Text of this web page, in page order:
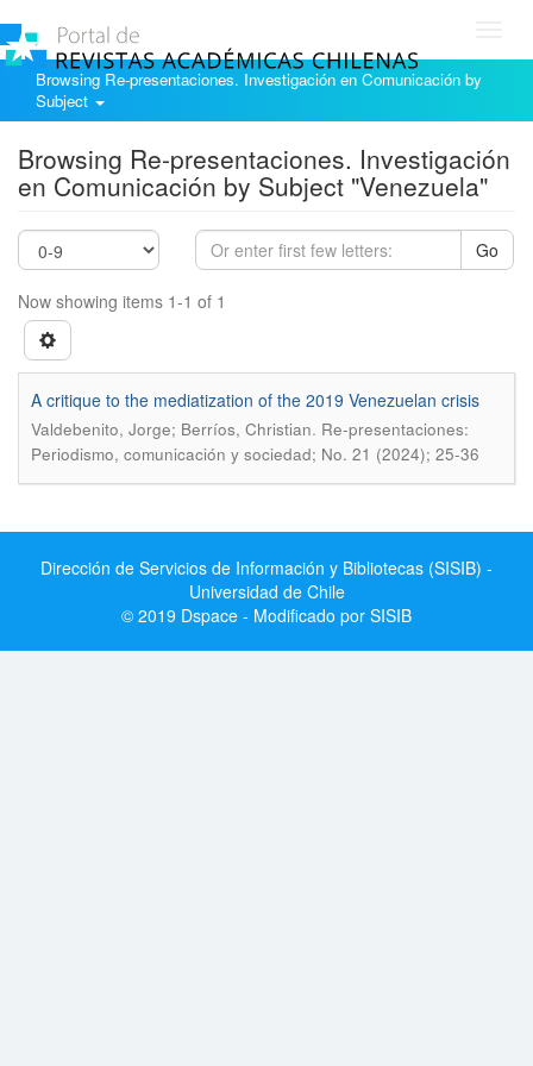
Browsing Re-presentaciones. Investigación en Comunicación by
Subject
Browsing Re-presentaciones. Investigación
en Comunicación by Subject "Venezuela"
Go
Now showing items 1-1 of 1
A critique to the mediatization of the 2019 Venezuelan crisis
Valdebenito, Jorge; Berríos, Christian. Re-presentaciones:
Periodismo, comunicación y sociedad; No. 21 (2024); 25-36
Dirección de Servicios de Información y Bibliotecas (SISIB) -
Universidad de Chile
© 2019 Dspace - Modificado por SISIB